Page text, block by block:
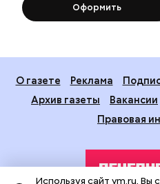
Оформить
О газете Реклама
Архив газеты
Вакансии
Правовая
Используя сайт vm.ru, Вы